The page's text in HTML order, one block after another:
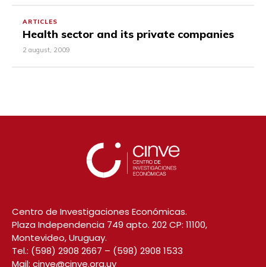
ARTICLES
Health sector and its private companies
2 august, 2009
Centro de Investigaciones Económicas.
Plaza Independencia 749 apto. 202 CP: 11100,
Montevideo, Uruguay.
Tel.: (598) 2908 2667 – (598) 2908 1533
Mail: cinve@cinve.org.uy